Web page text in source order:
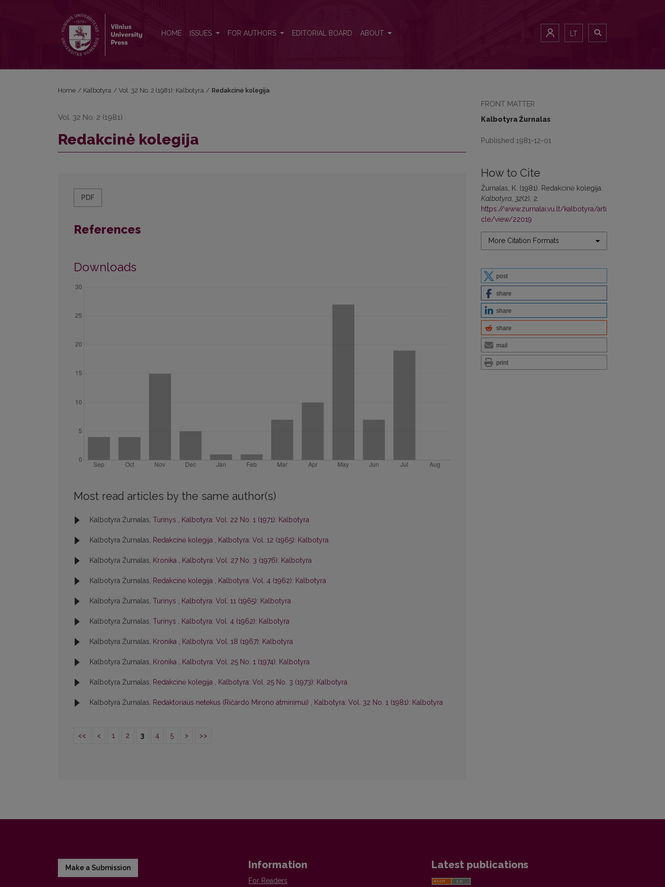
HOME ISSUES FOR AUTHORS EDITORIAL BOARD ABOUT LT
FRONT MATTER
Kalbotyra Žurnalas
Published 1981-12-01
How to Cite
Žurnalas, K. (1981). Redakcinė kolegija.
Kalbotyra 32(2), 2.
https://www.zurnalai.vu.lt/kalbotyra/arti
cle/view/22019
More Citation Formats
post
share
share
share
mail
print
Home / Kalbotyra / Vol. 32 No. 2 (1981): Kalbotyra / Redakcinė kolegija
Vol. 32 No. 2 (1981)
Redakcinė kolegija
PDF
References
Downloads
Most read articles by the same author(s)
Kalbotyra Žurnalas, Turinys , Kalbotyra: Vol. 22 No. 1 (1971): Kalbotyra
Kalbotyra Žurnalas, Redakcinė kolegija , Kalbotyra: Vol. 12 (1965): Kalbotyra
Kalbotyra Žurnalas, Kronika , Kalbotyra: Vol. 27 No. 3 (1976): Kalbotyra
Kalbotyra Žurnalas, Redakcinė kolegija , Kalbotyra: Vol. 4 (1962): Kalbotyra
Kalbotyra Žurnalas, Turinys , Kalbotyra: Vol. 11 (1965): Kalbotyra
Kalbotyra Žurnalas, Turinys , Kalbotyra: Vol. 4 (1962): Kalbotyra
Kalbotyra Žurnalas, Kronika , Kalbotyra: Vol. 18 (1967): Kalbotyra
Kalbotyra Žurnalas, Kronika , Kalbotyra: Vol. 25 No. 1 (1974): Kalbotyra
Kalbotyra Žurnalas, Redakcinė kolegija , Kalbotyra: Vol. 25 No. 3 (1973): Kalbotyra
Kalbotyra Žurnalas, Redaktoriaus netekus (Ričardo Mirono atminimui) , Kalbotyra: Vol. 32 No. 1 (1981): Kalbotyra
<< < 1 2 3 4 5 > >>
Make a Submission Information
For Readers
Latest publications